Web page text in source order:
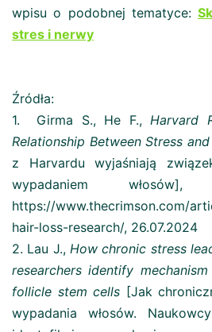
wpisu o podobnej tematyce:
stres i nerwy
Źródła:
1. Girma S., He F., Harvard
Relationship Between Stress
z Harvardu wyjaśniają
wypadaniem
https://www.thecrimson.com/
hair-loss-research/, 26.07.2024
2. Lau J., How chronic stress
researchers identify
follicle stem cells [Jak
wypadania włosów.